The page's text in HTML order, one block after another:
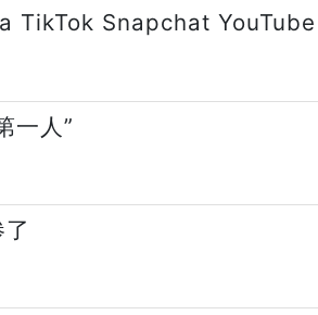
TikTok Snapchat YouTube
一人”